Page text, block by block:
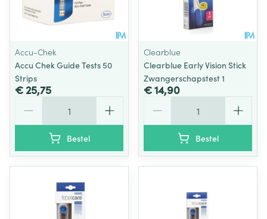
Accu-Chek
Accu Chek Guide Tests 50
Strips
€ 25,75
Bestel
Clearblue
Clearblue Early Vision Stick
Zwangerschapstest 1
€ 14,90
Bestel